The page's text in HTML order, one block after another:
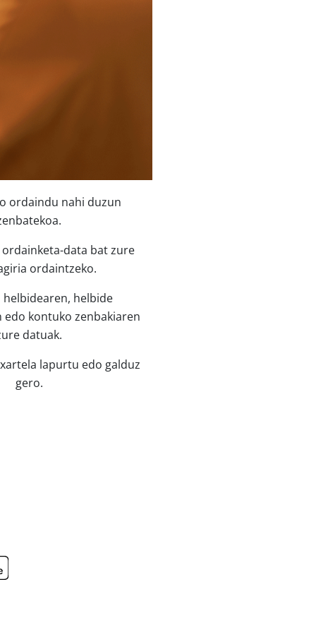
ordaindu nahi duzun
data bat zure
ordaintzeko.
helbidearen, helbide
kontuko zenbakiaren
datuak.
lapurtu edo galduz
gero.